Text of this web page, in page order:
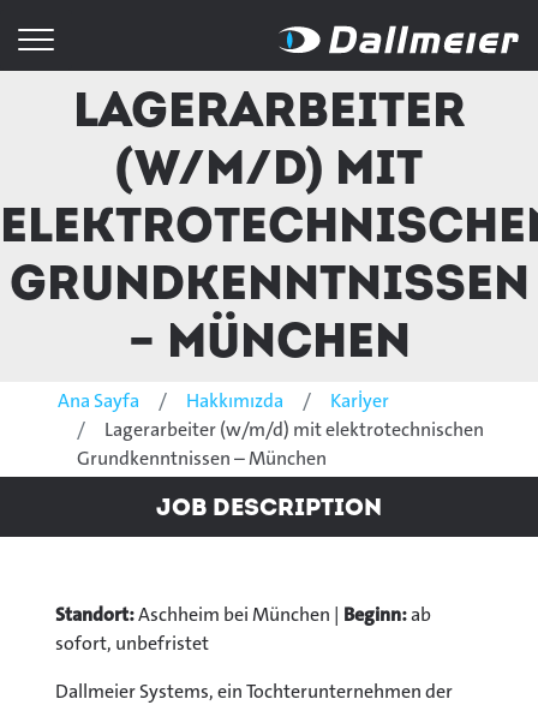
Lagerarbeiter
(w/m/d) mit
Grundkenntnissen
– München
Ana Sayfa Hakkımızda
Karİyer
Lagerarbeiter (w/m/d) mit elektrotechnischen
Grundkenntnissen – München
Job Description
Standort:Aschheim bei München | Beginn:ab
sofort, unbefristet
Dallmeier Systems, ein Tochterunternehmen der